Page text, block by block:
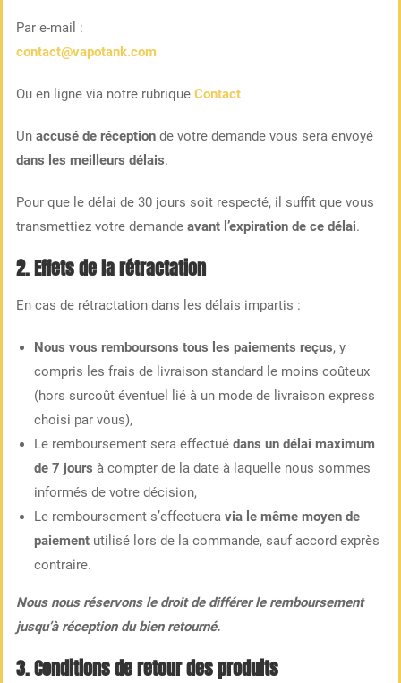
Par e-mail :
contact@vapotank.com
Ou en ligne via notre rubrique Contact
Un accusé de réceptionde votre demande vous sera envoyé
dans les meilleurs délais.
Pour que le délai de 30 jours soit respecté, il suffit que vous
transmettiez votre demande avant l’expiration de ce délai.
2. Effets de la rétractation
En cas de rétractation dans les délais impartis :
Nous vous remboursons tous les paiements reçus, y
compris les frais de livraison standard le moins coûteux
(hors surcoût éventuel lié à un mode de livraison express
choisi par vous),
Le remboursement sera effectué dans un délai maximum
de 7 jours à compter de la date à laquelle nous sommes
informés de votre décision,
Le remboursement s’effectuera via le même moyen de
paiementutilisé lors de la commande, sauf accord exprès
contraire.
Nous nous réservons le droit de différer le remboursement
jusqu’à réception du bien retourné.
3. Conditions de retour des produits